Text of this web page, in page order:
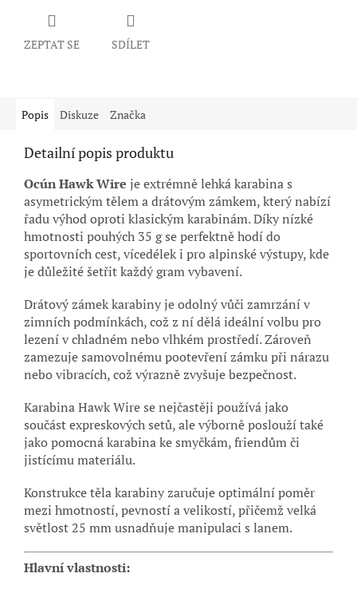
ZEPTAT SE SDÍLET
Popis Diskuze Značka
Detailní popis produktu
Ocún Hawk Wire je extrémně lehká karabina s
asymetrickým tělem a drátovým zámkem, který nabízí
řadu výhod oproti klasickým karabinám. Díky nízké
hmotnosti pouhých 35 g se perfektně hodí do
sportovních cest, vícedélek i pro alpinské výstupy, kde
je důležité šetřit každý gram vybavení.
Drátový zámek karabiny je odolný vůči zamrzání v
zimních podmínkách, což z ní dělá ideální volbu pro
lezení v chladném nebo vlhkém prostředí. Zároveň
zamezuje samovolnému pootevření zámku při nárazu
nebo vibracích, což výrazně zvyšuje bezpečnost.
Karabina Hawk Wire se nejčastěji používá jako
součást expreskových setů, ale výborně poslouží také
jako pomocná karabina ke smyčkám, friendům či
jistícímu materiálu.
Konstrukce těla karabiny zaručuje optimální poměr
mezi hmotností, pevností a velikostí, přičemž velká
světlost 25 mm usnadňuje manipulaci s lanem.
Hlavní vlastnosti: